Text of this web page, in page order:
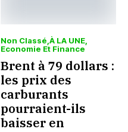
Non Classé À LA UNE
Economie Et Finance
Brent à 79 dollars :
les prix des
carburants
pourraient-ils
baisser en